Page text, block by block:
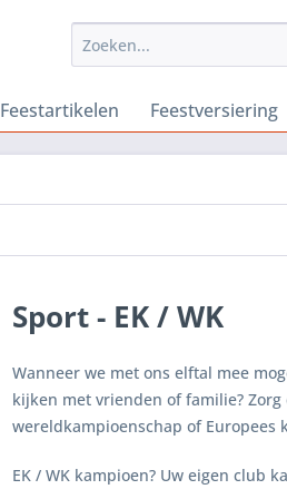
Feestartikelen Feestversiering
Sport - EK / WK
Wanneer we met ons elftal mee
kijken met vrienden of familie?
wereldkampioenschap of Europees
EK / WK kampioen? Uw eigen club